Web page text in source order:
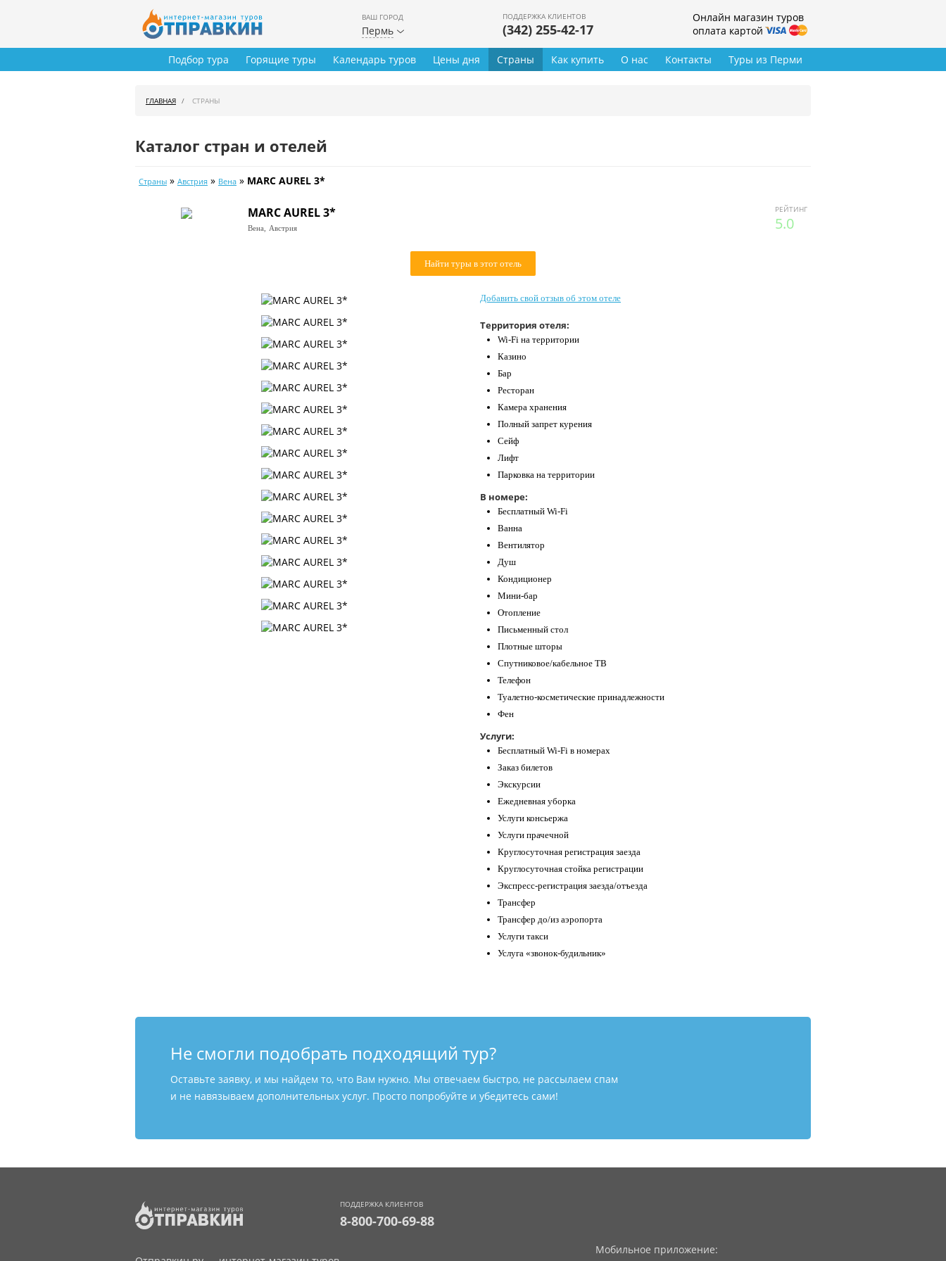
ВАШ ГОРОД
Пермь
ПОДДЕРЖКА КЛИЕНТОВ
(342) 255-42-17
Онлайн магазин туров
оплата картой
Туры из Перми
Подбор тура Горящие туры Календарь туров Цены дня Страны Как купить О нас Контакты
ГЛАВНАЯ СТРАНЫ
Каталог стран и отелей
Страны » Австрия » Вена » MARC AUREL 3*
РЕЙТИНГ
5.0
MARC AUREL 3*
Вена, Австрия
Найти туры в этот отель
Добавить свой отзыв об этом отеле
Территория отеля:
Wi-Fi на территории
Казино
Бар
Ресторан
Камера хранения
Полный запрет курения
Сейф
Лифт
Парковка на территории
В номере:
Бесплатный Wi-Fi
Ванна
Вентилятор
Душ
Кондиционер
Мини-бар
Отопление
Письменный стол
Плотные шторы
Спутниковое/кабельное ТВ
Телефон
Туалетно-косметические принадлежности
Фен
Услуги:
Бесплатный Wi-Fi в номерах
Заказ билетов
Экскурсии
Ежедневная уборка
Услуги консьержа
Услуги прачечной
Круглосуточная регистрация заезда
Круглосуточная стойка регистрации
Экспресс-регистрация заезда/отъезда
Трансфер
Трансфер до/из аэропорта
Услуги такси
Услуга «звонок-будильник»
Не смогли подобрать подходящий тур?
Оставьте заявку, и мы найдем то, что Вам нужно. Мы отвечаем быстро, не рассылаем спам
и не навязываем дополнительных услуг. Просто попробуйте и убедитесь сами!
ПОДДЕРЖКА КЛИЕНТОВ
8-800-700-69-88
Мобильное приложение: